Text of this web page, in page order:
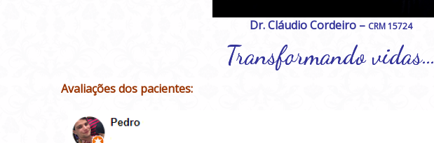
Dr. Cláudio Cordeiro – CRM 15724
Transformando vidas…
Avaliações dos pacientes: